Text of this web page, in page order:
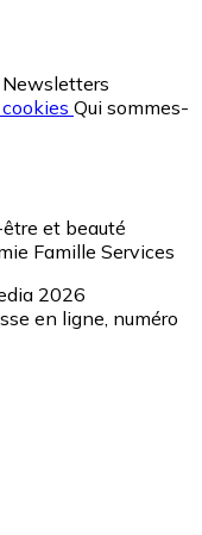
Newsletters
Qui sommes-
et beauté
Famille Services
2026
en ligne, numéro